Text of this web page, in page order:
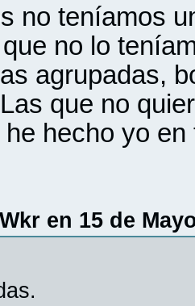
no teníamos
no lo
agrupadas,
que no
hecho yo
en 15 de